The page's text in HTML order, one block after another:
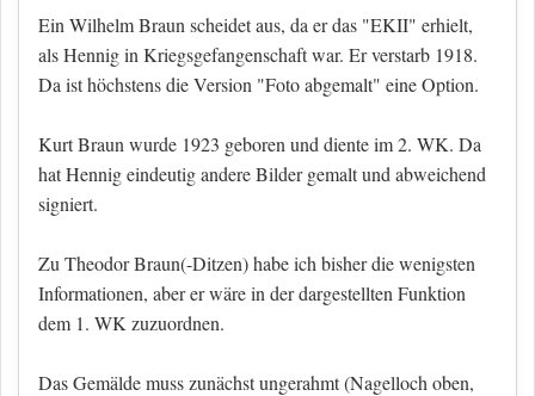
Ein Wilhelm Braun scheidet aus, da er das "EKII" erhielt,
als Hennig in Kriegsgefangenschaft war. Er verstarb 1918.
Da ist höchstens die Version "Foto abgemalt" eine Option.
Kurt Braun wurde 1923 geboren und diente im 2. WK. Da
hat Hennig eindeutig andere Bilder gemalt und abweichend
signiert.
Zu Theodor Braun(-Ditzen) habe ich bisher die wenigsten
Informationen, aber er wäre in der dargestellten Funktion
dem 1. WK zuzuordnen.
Das Gemälde muss zunächst ungerahmt (Nagelloch oben,